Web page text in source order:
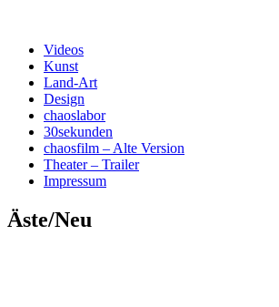
***chaosfilm***
Kunst und Design
Menü
Zum
Inhalt
springen
Videos
Kunst
Land-Art
Design
chaoslabor
30sekunden
chaosfilm – Alte Version
Theater – Trailer
Impressum
Äste/Neu